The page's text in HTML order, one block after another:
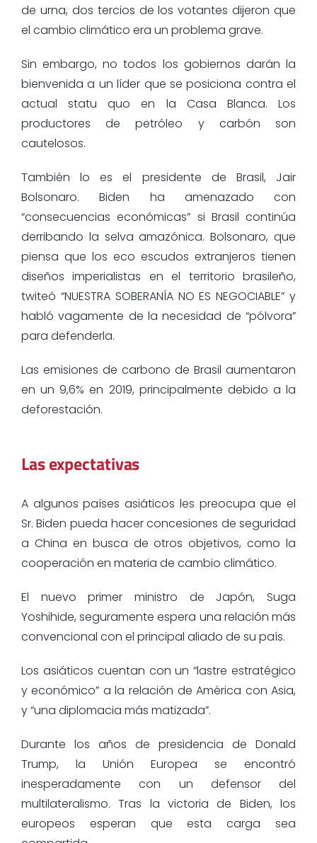
de urna, dos tercios de los votantes dijeron que
el cambio climático era un problema grave.
Sin embargo, no todos los gobiernos darán la
bienvenida a un líder que se posiciona contra el
actual statu quo en la Casa Blanca. Los
productores de petróleo y carbón son
cautelosos.
También lo es el presidente de Brasil, Jair
Bolsonaro. Biden ha amenazado con
“consecuencias económicas” si Brasil continúa
derribando la selva amazónica. Bolsonaro, que
piensa que los eco escudos extranjeros tienen
diseños imperialistas en el territorio brasileño,
twiteó “NUESTRA SOBERANÍA NO ES NEGOCIABLE” y
habló vagamente de la necesidad de “pólvora”
para defenderla.
Las emisiones de carbono de Brasil aumentaron
en un 9,6% en 2019, principalmente debido a la
deforestación.
Las expectativas
A algunos países asiáticos les preocupa que el
Sr. Biden pueda hacer concesiones de seguridad
a China en busca de otros objetivos, como la
cooperación en materia de cambio climático.
El nuevo primer ministro de Japón, Suga
Yoshihide, seguramente espera una relación más
convencional con el principal aliado de su país.
Los asiáticos cuentan con un “lastre estratégico
y económico” a la relación de América con Asia,
y “una diplomacia más matizada”.
Durante los años de presidencia de Donald
Trump, la Unión Europea se encontró
inesperadamente con un defensor del
multilateralismo. Tras la victoria de Biden, los
europeos esperan que esta carga sea